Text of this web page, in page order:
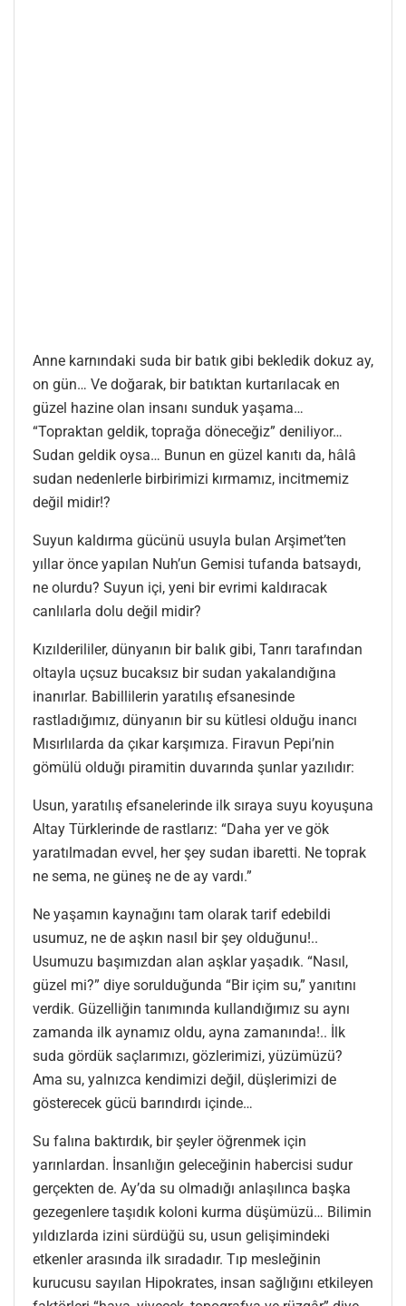
Anne karnındaki suda bir batık gibi bekledik dokuz ay,
on gün… Ve doğarak, bir batıktan kurtarılacak en
güzel hazine olan insanı sunduk yaşama…
“Topraktan geldik, toprağa döneceğiz” deniliyor…
Sudan geldik oysa… Bunun en güzel kanıtı da, hâlâ
sudan nedenlerle birbirimizi kırmamız, incitmemiz
değil midir!?
Suyun kaldırma gücünü usuyla bulan Arşimet’ten
yıllar önce yapılan Nuh’un Gemisi tufanda batsaydı,
ne olurdu? Suyun içi, yeni bir evrimi kaldıracak
canlılarla dolu değil midir?
Kızılderililer, dünyanın bir balık gibi, Tanrı tarafından
oltayla uçsuz bucaksız bir sudan yakalandığına
inanırlar. Babillilerin yaratılış efsanesinde
rastladığımız, dünyanın bir su kütlesi olduğu inancı
Mısırlılarda da çıkar karşımıza. Firavun Pepi’nin
gömülü olduğı piramitin duvarında şunlar yazılıdır:
Usun, yaratılış efsanelerinde ilk sıraya suyu koyuşuna
Altay Türklerinde de rastlarız: “Daha yer ve gök
yaratılmadan evvel, her şey sudan ibaretti. Ne toprak
ne sema, ne güneş ne de ay vardı.”
Ne yaşamın kaynağını tam olarak tarif edebildi
usumuz, ne de aşkın nasıl bir şey olduğunu!..
Usumuzu başımızdan alan aşklar yaşadık. “Nasıl,
güzel mi?” diye sorulduğunda “Bir içim su,” yanıtını
verdik. Güzelliğin tanımında kullandığımız su aynı
zamanda ilk aynamız oldu, ayna zamanında!.. İlk
suda gördük saçlarımızı, gözlerimizi, yüzümüzü?
Ama su, yalnızca kendimizi değil, düşlerimizi de
gösterecek gücü barındırdı içinde…
Su falına baktırdık, bir şeyler öğrenmek için
yarınlardan. İnsanlığın geleceğinin habercisi sudur
gerçekten de. Ay’da su olmadığı anlaşılınca başka
gezegenlere taşıdık koloni kurma düşümüzü… Bilimin
yıldızlarda izini sürdüğü su, usun gelişimindeki
etkenler arasında ilk sıradadır. Tıp mesleğinin
kurucusu sayılan Hipokrates, insan sağlığını etkileyen